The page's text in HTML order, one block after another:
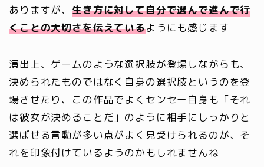
ありますが、生き方に対して自分で選んで進んで行
くことの大切さを伝えているようにも感じます
演出上、ゲームのような選択肢が登場しながらも、
決められたものではなく自身の選択肢というのを登
場させたり、この作品でよくセンセー自身も「それ
は彼女が決めることだ」のように相手にしっかりと
選ばせる言動が多い点がよく見受けられるのが、そ
れを印象付けているようのかもしれませんね